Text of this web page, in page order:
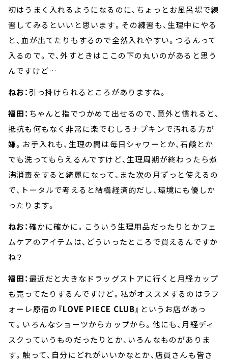
初はうまく入れるようになるのに、ちょっとお風呂場で練
習してみるといいと思います。その練習も、生理中にやる
と、血が出てたりもするので全然入れやすい。つるんって
入るので。で、外すときはここの下の丸いのがあると思う
んですけど…
ねお：引っ掛けられるところがありますね。
福田： ちゃんと指でつかめて出せるので、意外と慣れると、
抵抗も何もなく非常に楽でむしろナプキンで汚れる方が
嫌。お手入れも、生理の間は毎日シャワーとか、石鹸とか
でも洗ってもらえるんですけど、生理周期が終わったら煮
沸消毒をすると綺麗になって、また次の月ずっと使えるの
で、トータルで考えると結構経済的だし、環境にも優しか
ったります。
ねお：確かに確かに。こういう生理用品だったりとかフェ
ムケアのアイテムは、どういったところで買えるんですか
ね？
福田： 最近だと大きなドラッグストアに行くと月経カップ
も売ってたりするんですけど。私がオススメするのはラフ
ォーレ原宿の 『LOVE PIECE CLUB』 というお店があっ
て。いろんなショーツからカップから。他にも、月経ディ
スクっていうものだったりとか、いろんなものがありま
す。触って、自分にどれがいいかなとか、店員さんも皆さ